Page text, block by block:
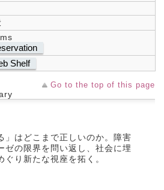
Shelf
Go to the top of this page
」はどこまで正しいのか。障害
ゼの限界を問い返し、社会に埋
り新たな視座を拓く。